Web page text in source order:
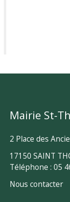
Mairie St-
2 Place des
17150 SAINT
Téléphone : 05
Nous contacter